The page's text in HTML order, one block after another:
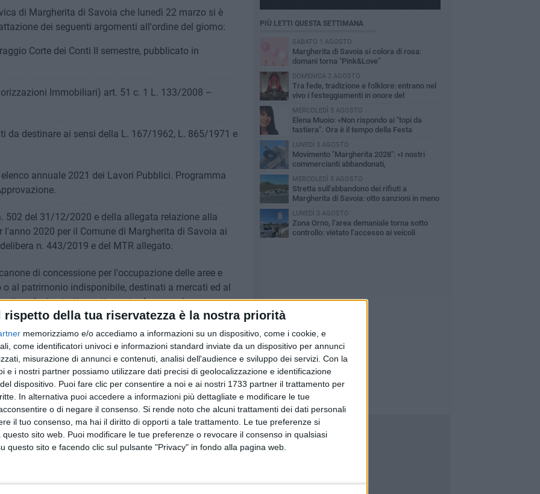
rispetto della tua riservatezza è la nostra priorità
memorizziamo e/o accediamo a informazioni su un dispositivo, come i cookie, e
come identificatori univoci e informazioni standard inviate da un dispositivo per annunci
misurazione di annunci e contenuti, analisi dell'audience e sviluppo dei servizi. Con la
e i nostri partner possiamo utilizzare dati precisi di geolocalizzazione e identificazione
dispositivo. Puoi fare clic per consentire a noi e ai nostri 1733 partner il trattamento per
In alternativa puoi accedere a informazioni più dettagliate e modificare le tue
o di negare il consenso. Si rende noto che alcuni trattamenti dei dati personali
il tuo consenso, ma hai il diritto di opporti a tale trattamento. Le tue preferenze si
sito web. Puoi modificare le tue preferenze o revocare il consenso in qualsiasi
questo sito e facendo clic sul pulsante "Privacy" in fondo alla pagina web.
di Margherita di Savoia che lunedì 22 marzo si è
dei seguenti argomenti all'ordine del giorno:
Corte dei Conti II semestre, pubblicato in
Immobiliari) art. 51 c. 1 L. 133/2008 –
da destinare ai sensi della L. 167/1962, L. 865/1971 e
annuale 2021 dei Lavori Pubblici. Programma
502 del 31/12/2020 e della allegata relazione alla
l'anno 2020 per il Comune di Margherita di Savoia ai
n. 443/2019 e del MTR allegato.
di concessione per l'occupazione delle aree e
al patrimonio indisponibile, destinati a mercati ed al
anche in strutture attrezzate. Approvazione.
Unico Patrimoniale. Approvazione.
comunali Grazia Galiotta, Francesco Labranca, Elena
alla sen. Licia Ronzulli da parte del Presidente
a nome dell'intera assemblea e con le
Lodispoto, sugli esiti positivi del monitoraggio
ha dato – come dichiarato dal primo cittadino –
è passati alla discussione ed alla votazione dei
all'unanimità dei presenti fatta eccezione per
PIÙ LETTI QUESTA SETTIMANA
SABATO 1 AGOSTO
Margherita di Savoia si colora di rosa:
domani torna "Pink&Love"
DOMENICA 2 AGOSTO
Tra fede, tradizione e folklore: entrano nel
vivo i festeggiamenti in onore del
Santissimo Salvatore
MERCOLEDÌ 5 AGOSTO
Elena Muoio: «Non rispondo ai "topi da
tastiera". Ora è il tempo della Festa
Patronale»
LUNEDÌ 3 AGOSTO
Movimento "Margherita 2028": «I nostri
commercianti abbandonati,
l'amministrazione Lodispoto affossa la città»
MERCOLEDÌ 5 AGOSTO
Stretta sull'abbandono dei rifiuti a
Margherita di Savoia: otto sanzioni in meno
di due mesi
LUNEDÌ 3 AGOSTO
Zona Orno, l’area demaniale torna sotto
controllo: vietato l’accesso ai veicoli